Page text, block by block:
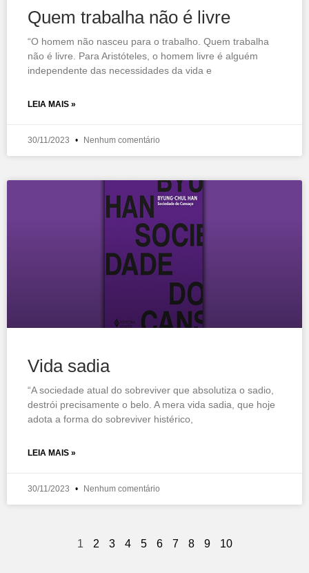
Quem trabalha não é livre
“O homem não nasceu para o trabalho. Quem trabalha
não é livre. Para Aristóteles, o homem livre é alguém
independente das necessidades da vida e
LEIA MAIS »
30/11/2023 Nenhum comentário
Vida sadia
“A sociedade atual do sobreviver que absolutiza o sadio,
destrói precisamente o belo. A mera vida sadia, que hoje
adota a forma do sobreviver histérico,
LEIA MAIS »
30/11/2023 Nenhum comentário
1 2 3 4 5 6 7 8 9 10